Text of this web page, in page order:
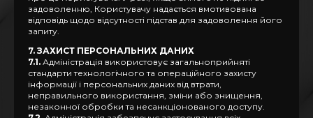
задоволенню, Користувачу надається вмотивована
відповідь щодо відсутності підстав для задоволення його
запиту.
7. ЗАХИСТ ПЕРСОНАЛЬНИХ ДАНИХ
7.1. Адміністрація використовує загальноприйняті
стандарти технологічного та операційного захисту
інформації і персональних даних від втрати,
неправильного використання, зміни або знищення,
незаконної обробки та несанкціонованого доступу.